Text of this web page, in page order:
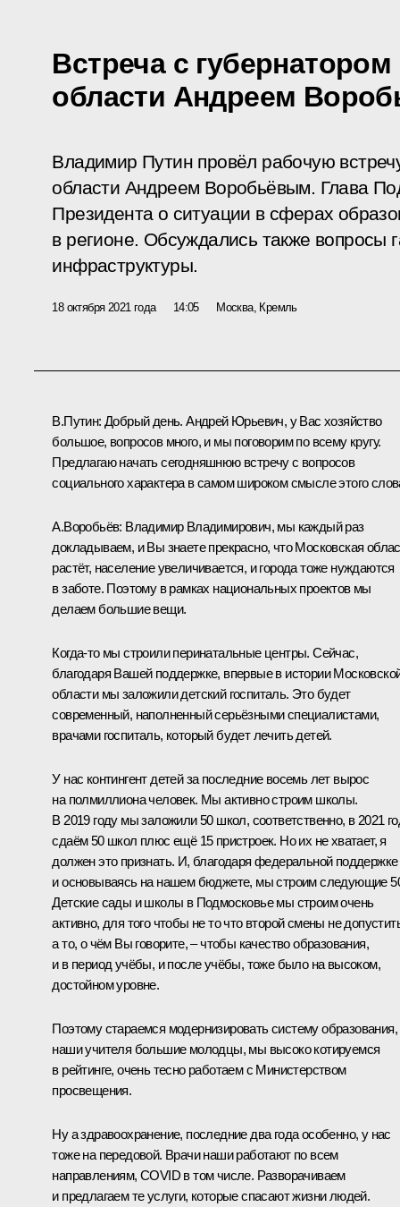
Встреча с
области Андреем
Владимир Путин провёл рабочую
области Андреем Воробьёвым. Глава
Президента о ситуации в сферах
в регионе. Обсуждались также вопросы
инфраструктуры.
18 октября 2021 года 14:05 Москва, Кремль
В.Путин: Добрый день. Андрей Юрьевич, у Вас хозяйство
большое, вопросов много, и мы поговорим по всему кругу.
Предлагаю начать сегодняшнюю встречу с вопросов
социального характера в самом широком смысле этого
А.Воробьёв: Владимир Владимирович, мы каждый раз
докладываем, и Вы знаете прекрасно, что Московская
растёт, население увеличивается, и города тоже нуждаются
в заботе. Поэтому в рамках национальных проектов мы
делаем большие вещи.
Когда-то мы строили перинатальные центры. Сейчас,
благодаря Вашей поддержке, впервые в истории
области мы заложили детский госпиталь. Это будет
современный, наполненный серьёзными специалистами,
врачами госпиталь, который будет лечить детей.
У нас контингент детей за последние восемь лет вырос
на полмиллиона человек. Мы активно строим школы.
В 2019 году мы заложили 50 школ, соответственно, в 2021
сдаём 50 школ плюс ещё 15 пристроек. Но их не хватает, я
должен это признать. И, благодаря федеральной поддержке
и основываясь на нашем бюджете, мы строим следующие
Детские сады и школы в Подмосковье мы строим очень
активно, для того чтобы не то что второй смены не
а то, о чём Вы говорите, – чтобы качество образования,
и в период учёбы, и после учёбы, тоже было на высоком,
достойном уровне.
Поэтому стараемся модернизировать систему образования,
наши учителя большие молодцы, мы высоко котируемся
в рейтинге, очень тесно работаем с Министерством
просвещения.
Ну а здравоохранение, последние два года особенно, у нас
тоже на передовой. Врачи наши работают по всем
направлениям, COVID в том числе. Разворачиваем
и предлагаем те услуги, которые спасают жизни людей.